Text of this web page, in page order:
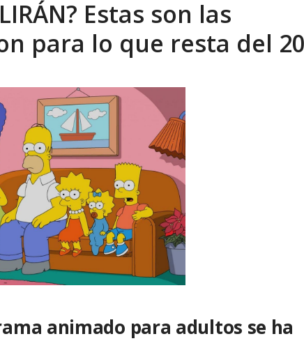
de derechos humanos en el Minister... AGOSTO 6, 2026
Estas son las
para lo que resta del
animado para adultos se ha